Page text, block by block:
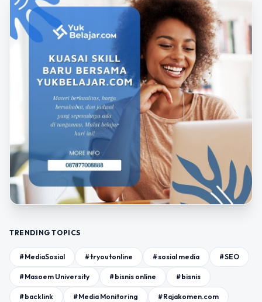
TRENDING TOPICS
#MediaSosial #tryoutonline #sosial media #SEO
#Masoem University #bisnis online #bisnis
#backlink #Media Monitoring #Rajakomen.com